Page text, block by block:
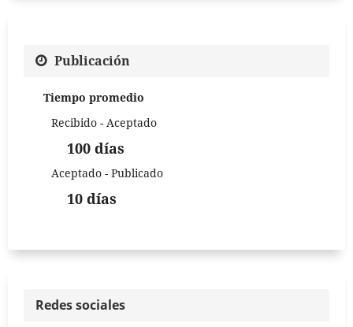
Publicación
Tiempo promedio
Recibido - Aceptado
100 días
Aceptado - Publicado
10 días
Redes sociales